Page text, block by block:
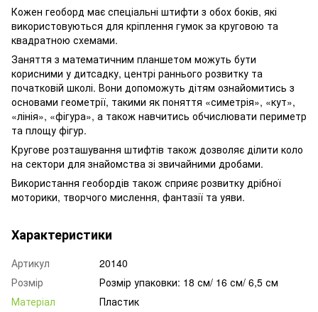
Кожен геоборд має спеціальні штифти з обох боків, які
використовуються для кріплення гумок за круговою та
квадратною схемами.
Заняття з математичним планшетом можуть бути
корисними у дитсадку, центрі раннього розвитку та
початковій школі. Вони допоможуть дітям ознайомитись з
основами геометрії, такими як поняття «симетрія», «кут»,
«лінія», «фігура», а також навчитись обчислювати периметр
та площу фігур.
Кругове розташування штифтів також дозволяє ділити коло
на сектори для знайомства зі звичайними дробами.
Використання геобордів також сприяє розвитку дрібної
моторики, творчого мислення, фантазії та уяви.
Характеристики
Артикул
20140
Розмір
Розмір упаковки: 18 см/ 16 см/ 6,5 см
Матеріал
Пластик